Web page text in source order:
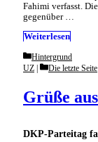
Fahimi verfasst.
gegenüber …
Weiterlesen
Categories
Hintergrund
DKP-Parteitag
Grüße
UZ Categories
Die letzte Seite